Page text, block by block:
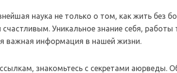
наука не только о том, как жить без
Уникальное знание себя, работы
важная информация в нашей жизни.
знакомьтесь с секретами аюрведы.